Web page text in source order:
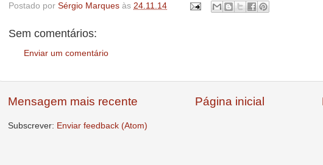
Postado por Sérgio Marques às 24.11.14
Sem comentários:
Enviar um comentário
Mensagem mais recente Página inicial
Subscrever: Enviar feedback (Atom)